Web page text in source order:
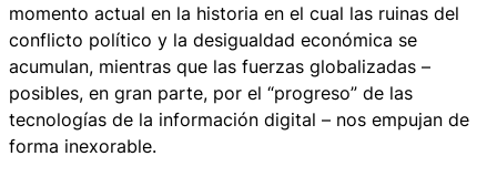
momento actual en la historia en el cual las ruinas del
conflicto político y la desigualdad económica se
acumulan, mientras que las fuerzas globalizadas –
posibles, en gran parte, por el “progreso” de las
tecnologías de la información digital – nos empujan de
forma inexorable.